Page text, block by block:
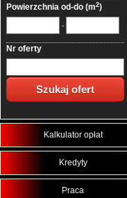
Powierzchnia od-do (m2)
-
Nr oferty
Kalkulator opłat
Kredyty
Praca